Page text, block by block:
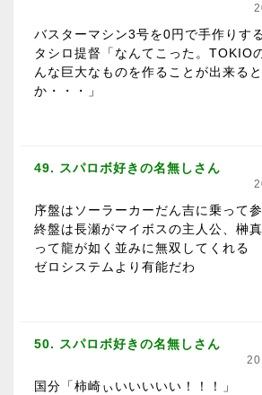
バスターマシン3号を0円で手作りす
タシロ提督「なんてこった。TOKIO
んな巨大なものを作ることが出来る
か・・・」
49. スパロボ好きの名無しさん
序盤はソーラーカーだん吉に乗って
終盤は長瀬がマイボスの主人公、榊
って龍が如く並みに無双してくれる
ゼロシステムより有能だわ
50. スパロボ好きの名無しさん
国分「柿崎ぃいいいいい！！！」